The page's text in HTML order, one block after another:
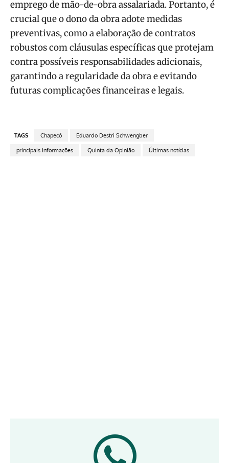
emprego de mão-de-obra assalariada. Portanto, é
crucial que o dono da obra adote medidas
preventivas, como a elaboração de contratos
robustos com cláusulas específicas que protejam
contra possíveis responsabilidades adicionais,
garantindo a regularidade da obra e evitando
futuras complicações financeiras e legais.
TAGS Chapecó Eduardo Destri Schwengber
principais informações Quinta da Opinião Últimas notícias